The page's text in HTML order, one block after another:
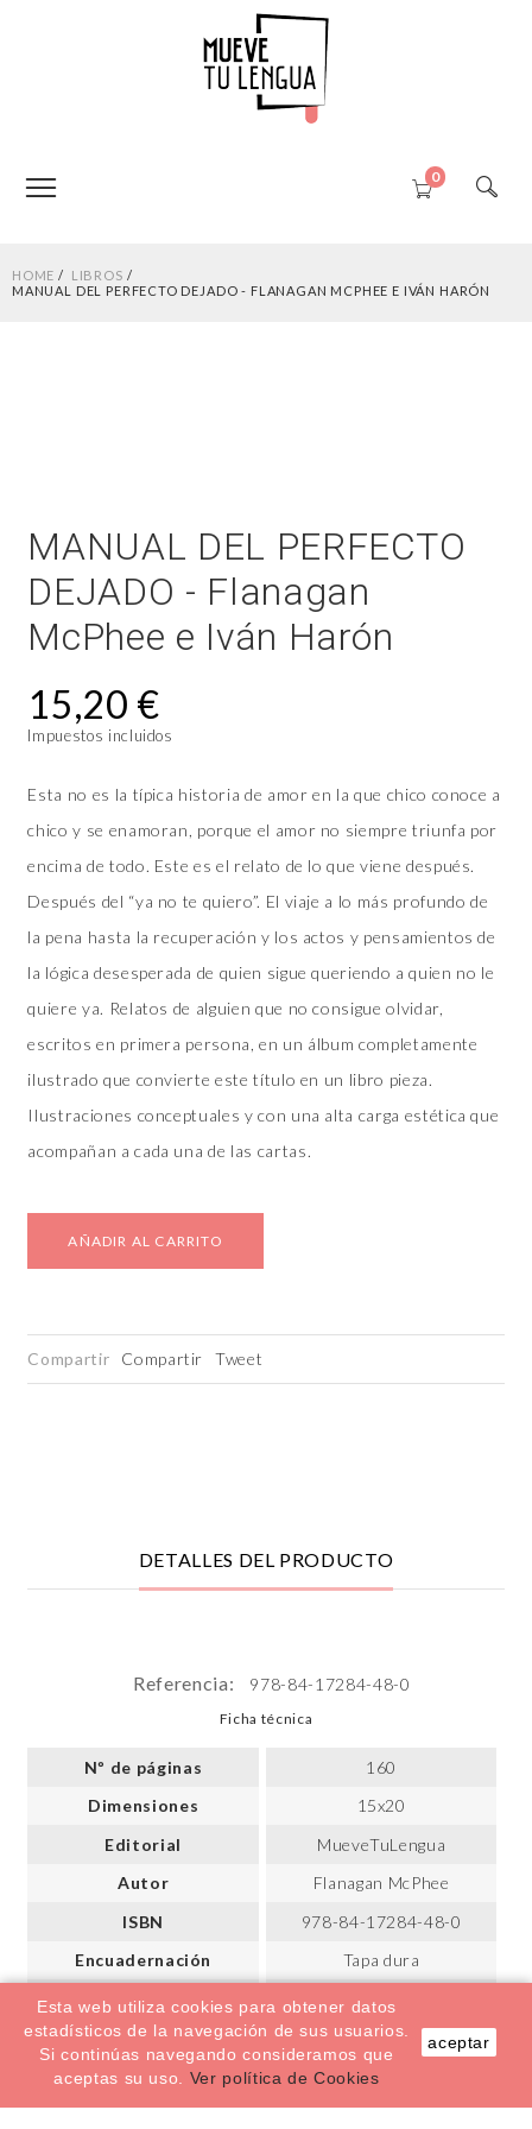
0
HOME
LIBROS
MANUAL DEL PERFECTO DEJADO - FLANAGAN MCPHEE E IVÁN HARÓN
MANUAL DEL PERFECTO
DEJADO - Flanagan
McPhee e Iván Harón
15,20 €
Impuestos incluidos
Esta no es la típica historia de amor en la que chico conoce a
chico y se enamoran, porque el amor no siempre triunfa por
encima de todo. Este es el relato de lo que viene después.
Después del “ya no te quiero”. El viaje a lo más profundo de
la pena hasta la recuperación y los actos y pensamientos de
la lógica desesperada de quien sigue queriendo a quien no le
quiere ya. Relatos de alguien que no consigue olvidar,
escritos en primera persona, en un álbum completamente
ilustrado que convierte este título en un libro pieza.
Ilustraciones conceptuales y con una alta carga estética que
acompañan a cada una de las cartas.
AÑADIR AL CARRITO
Compartir Compartir Tweet
DETALLES DEL PRODUCTO
Referencia: 978-84-17284-48-0
Ficha técnica
Nº de páginas
160
Dimensiones
15x20
Editorial
MueveTuLengua
Autor
Flanagan McPhee
ISBN
978-84-17284-48-0
Encuadernación
Tapa dura
Ilustraciones
Iván Harón
Esta web utiliza cookies para obtener datos
estadísticos de la navegación de sus usuarios.
Si continúas navegando consideramos que
aceptas su uso. Ver política de Cookies
aceptar